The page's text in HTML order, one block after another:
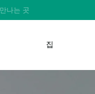
나는 곳
집